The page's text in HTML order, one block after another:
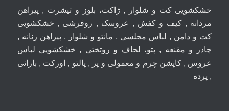
خشکشویی کت و شلوار , ژاکت، بلوز و تیشرت , پیراهن
مردانه , کیف و کفش , عروسک , روفرشی , خشکشویی
کت و دامن , لباس مجلسی , مانتو و شلوار , پیراهن زنانه ,
چادر و مقنعه , پتو، لحاف و روتختی , خشکشویی لباس
عروس , کاپشن چرم و معمولی و پر , پالتو , اورکت , بارانی
, پرده